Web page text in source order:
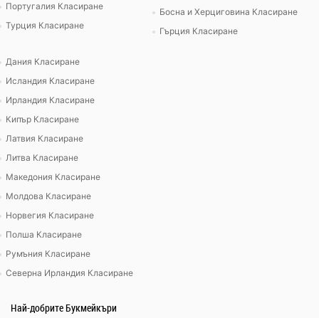
Португалия Класиране
Турция Класиране
Босна и Херциговина Класиране
Гърция Класиране
Дания Класиране
Исландия Класиране
Ирландия Класиране
Кипър Класиране
Латвия Класиране
Литва Класиране
Македония Класиране
Молдова Класиране
Норвегия Класиране
Полша Класиране
Румъния Класиране
Северна Ирландия Класиране
Най-добрите Букмейкъри